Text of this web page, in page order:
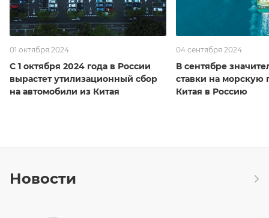
01 октября 2024
С 1 октября 2024 года в России
вырастет утилизационный сбор
на автомобили из Китая
04 сентября 2024
В сентябре
ставки на морскую
Китая в Россию
Новости